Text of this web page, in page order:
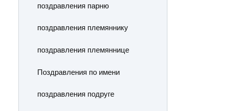
поздравления парню
поздравления племяннику
поздравления племяннице
Поздравления по имени
поздравления подруге